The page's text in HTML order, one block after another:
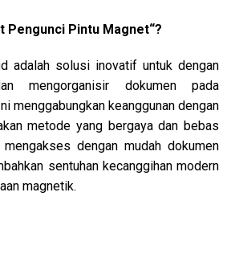
Pengunci Pintu Magnet“?
adalah solusi inovatif untuk dengan
mengorganisir dokumen pada
menggabungkan keanggunan dengan
metode yang bergaya dan bebas
dengan mudah dokumen
sentuhan kecanggihan modern
magnetik.